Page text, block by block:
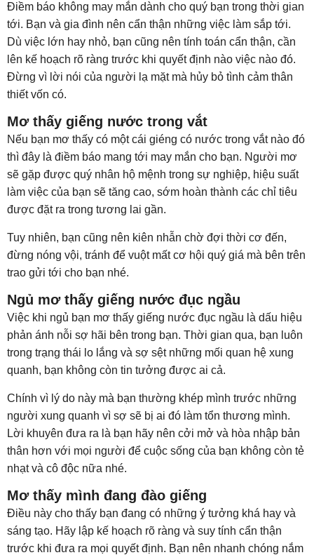
Điềm báo không may mắn dành cho quý bạn trong thời gian
tới. Bạn và gia đình nên cẩn thận những việc làm sắp tới.
Dù việc lớn hay nhỏ, bạn cũng nên tính toán cẩn thận, cần
lên kế hoạch rõ ràng trước khi quyết định nào việc nào đó.
Đừng vì lời nói của người lạ mặt mà hủy bỏ tình cảm thân
thiết vốn có.
Mơ thấy giếng nước trong vắt
Nếu bạn mơ thấy có một cái giéng có nước trong vắt nào đó
thì đây là điềm báo mang tới may mắn cho bạn. Người mơ
sẽ gặp được quý nhân hộ mệnh trong sự nghiệp, hiệu suất
làm việc của bạn sẽ tăng cao, sớm hoàn thành các chỉ tiêu
được đặt ra trong tương lai gần.
Tuy nhiên, bạn cũng nên kiên nhẫn chờ đợi thời cơ đến,
đừng nóng vội, tránh để vuột mất cơ hội quý giá mà bên trên
trao gửi tới cho bạn nhé.
Ngủ mơ thấy giếng nước đục ngầu
Việc khi ngủ bạn mơ thấy giếng nước đục ngầu là dấu hiệu
phản ánh nỗi sợ hãi bên trong bạn. Thời gian qua, bạn luôn
trong trạng thái lo lắng và sợ sệt những mối quan hệ xung
quanh, bạn không còn tin tưởng được ai cả.
Chính vì lý do này mà bạn thường khép mình trước những
người xung quanh vì sợ sẽ bị ai đó làm tổn thương mình.
Lời khuyên đưa ra là bạn hãy nên cởi mở và hòa nhập bản
thân hơn với mọi người để cuộc sống của bạn không còn tẻ
nhạt và cô độc nữa nhé.
Mơ thấy mình đang đào giếng
Điều này cho thấy bạn đang có những ý tưởng khá hay và
sáng tạo. Hãy lập kế hoạch rõ ràng và suy tính cẩn thận
trước khi đưa ra mọi quyết định. Bạn nên nhanh chóng nắm